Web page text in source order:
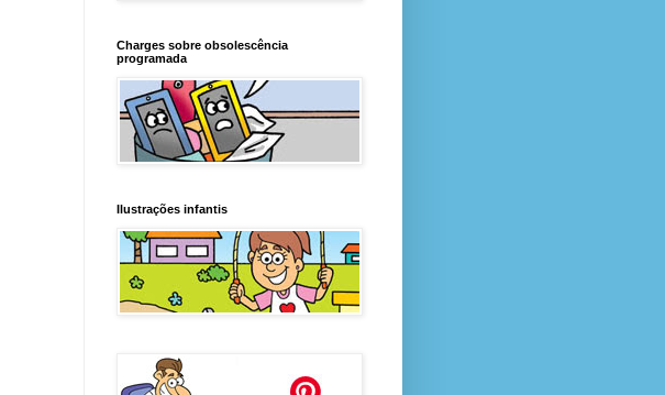
Charges sobre obsolescência
programada
Ilustrações infantis